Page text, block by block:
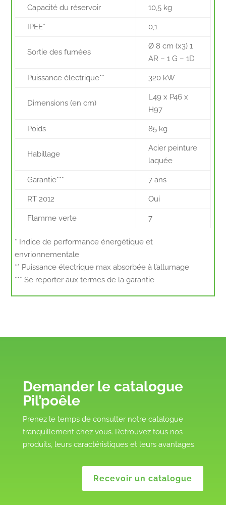
Capacité du réservoir 10,5 kg
IPEE* 0,1
Sortie des fumées
Ø 8 cm (x3) 1
AR – 1 G – 1D
Puissance électrique** 320 kW
Dimensions (en cm)
L49 x P46 x
H97
Poids 85 kg
Habillage
Acier peinture
laquée
Garantie*** 7 ans
RT 2012 Oui
Flamme verte 7
* Indice de performance énergétique et
envrionnementale
** Puissance électrique max absorbée à l’allumage
*** Se reporter aux termes de la garantie
Demander le catalogue
Pil’poêle
Prenez le temps de consulter notre catalogue
tranquillement chez vous. Retrouvez tous nos
produits, leurs caractéristiques et leurs avantages.
Recevoir un catalogue